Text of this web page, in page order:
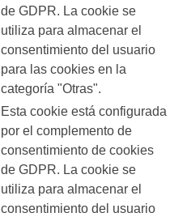
de GDPR. La cookie se
utiliza para almacenar el
consentimiento del usuario
para las cookies en la
categoría "Otras".
Esta cookie está configurada
por el complemento de
consentimiento de cookies
de GDPR. La cookie se
utiliza para almacenar el
consentimiento del usuario